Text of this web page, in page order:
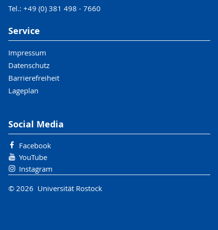
Tel.: +49 (0) 381 498 - 7660
Service
Impressum
Datenschutz
Barrierefreiheit
Lageplan
Social Media
Facebook
YouTube
Instagram
© 2026 Universität Rostock